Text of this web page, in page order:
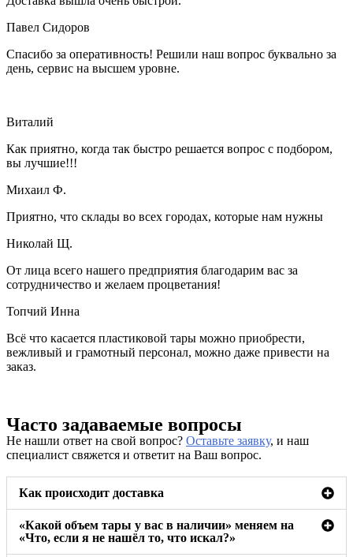
Павел Сидоров
Спасибо за оперативность! Решили наш вопрос буквально за
день, сервис на высшем уровне.
Виталий
Как приятно, когда так быстро решается вопрос с подбором,
вы лучшие!!!
Михаил Ф.
Приятно, что склады во всех городах, которые нам нужны
Николай Щ.
От лица всего нашего предприятия благодарим вас за
сотрудничество и желаем процветания!
Топчий Инна
Всё что касается пластиковой тары можно приобрести,
вежливый и грамотный персонал, можно даже привести на
заказ.
Часто задаваемые вопросы
Не нашли ответ на свой вопрос? Оставьте заявку, и наш
специалист свяжется и ответит на Ваш вопрос.
Как происходит доставка
«Какой объем тары у вас в наличии» меняем на
«Что, если я не нашёл то, что искал?»